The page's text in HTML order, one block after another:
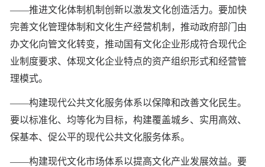
——推进文化体制机制创新以激发文化创造活力。要加快
完善文化管理体制和文化生产经营机制，推动政府部门由
办文化向管文化转变，推动国有文化企业形成符合现代企
业制度要求、体现文化企业特点的资产组织形式和经营管
理模式。
——构建现代公共文化服务体系以保障和改善文化民生。
要以标准化、均等化为目标，构建覆盖城乡、实用高效、
保基本、促公平的现代公共文化服务体系。
——构建现代文化市场体系以提高文化产业发展效益。要